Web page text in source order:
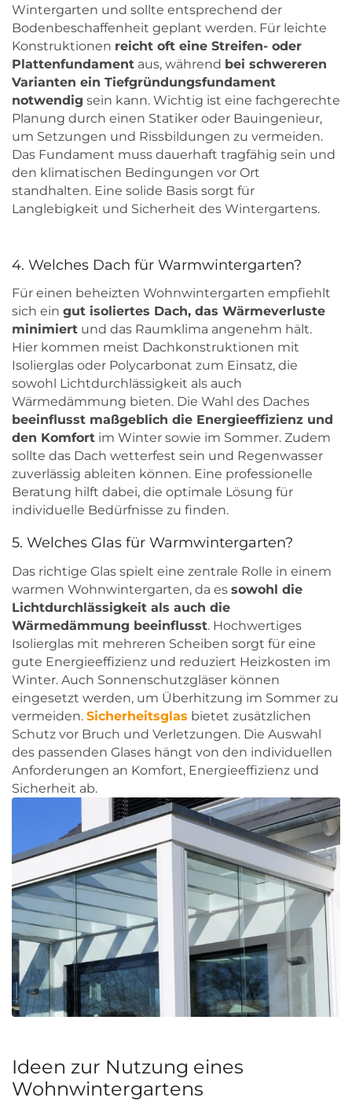
Wintergarten und sollte entsprechend der
Bodenbeschaffenheit geplant werden. Für leichte
Konstruktionen reicht oft eine Streifen- oder
Plattenfundament aus, während bei schwereren
Varianten ein Tiefgründungsfundament
notwendig sein kann. Wichtig ist eine fachgerechte
Planung durch einen Statiker oder Bauingenieur,
um Setzungen und Rissbildungen zu vermeiden.
Das Fundament muss dauerhaft tragfähig sein und
den klimatischen Bedingungen vor Ort
standhalten. Eine solide Basis sorgt für
Langlebigkeit und Sicherheit des Wintergartens.
4. Welches Dach für Warmwintergarten?
Für einen beheizten Wohnwintergarten empfiehlt
sich ein gut isoliertes Dach, das Wärmeverluste
minimiert und das Raumklima angenehm hält.
Hier kommen meist Dachkonstruktionen mit
Isolierglas oder Polycarbonat zum Einsatz, die
sowohl Lichtdurchlässigkeit als auch
Wärmedämmung bieten. Die Wahl des Daches
beeinflusst maßgeblich die Energieeffizienz und
den Komfort im Winter sowie im Sommer. Zudem
sollte das Dach wetterfest sein und Regenwasser
zuverlässig ableiten können. Eine professionelle
Beratung hilft dabei, die optimale Lösung für
individuelle Bedürfnisse zu finden.
5. Welches Glas für Warmwintergarten?
Das richtige Glas spielt eine zentrale Rolle in einem
warmen Wohnwintergarten, da es sowohl die
Lichtdurchlässigkeit als auch die
Wärmedämmung beeinflusst. Hochwertiges
Isolierglas mit mehreren Scheiben sorgt für eine
gute Energieeffizienz und reduziert Heizkosten im
Winter. Auch Sonnenschutzgläser können
eingesetzt werden, um Überhitzung im Sommer zu
vermeiden. Sicherheitsglas bietet zusätzlichen
Schutz vor Bruch und Verletzungen. Die Auswahl
des passenden Glases hängt von den individuellen
Anforderungen an Komfort, Energieeffizienz und
Sicherheit ab.
Ideen zur Nutzung eines
Wohnwintergartens